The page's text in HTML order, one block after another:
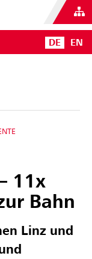
DE EN
11x
Bahn
Linz und